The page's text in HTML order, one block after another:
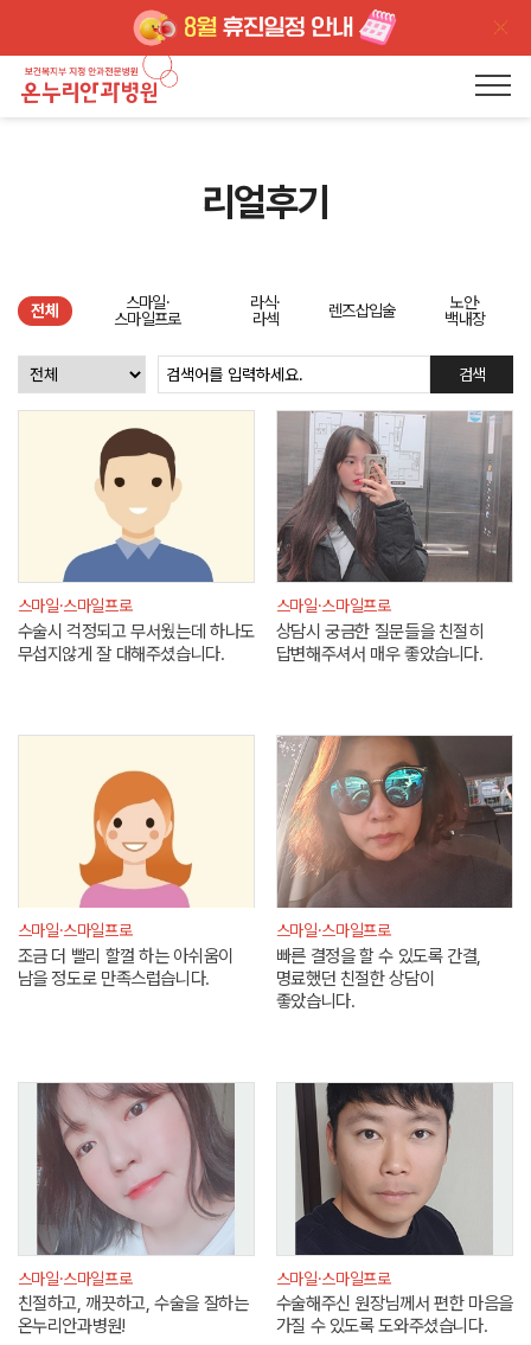
리얼후기
전체
스마일·
스마일프로
라식·
라섹
렌즈삽입술
노안·
백내장
검색
스마일·스마일프로
수술시 걱정되고 무서웠는데 하나도
무섭지않게 잘 대해주셨습니다.
스마일·스마일프로
상담시 궁금한 질문들을 친절히
답변해주셔서 매우 좋았습니다.
스마일·스마일프로
조금 더 빨리 할껄 하는 아쉬움이
남을 정도로 만족스럽습니다.
스마일·스마일프로
빠른 결정을 할 수 있도록 간결,
명료했던 친절한 상담이
좋았습니다.
스마일·스마일프로
친절하고, 깨끗하고, 수술을 잘하는
온누리안과병원!
스마일·스마일프로
수술해주신 원장님께서 편한 마음을
가질 수 있도록 도와주셨습니다.